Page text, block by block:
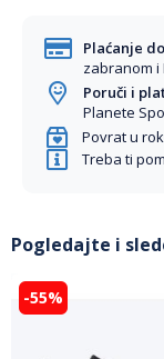
Plaćanje
zabranom i
Poruči i
Planete
Povrat u
Treba ti
Pogledajte i
-55%